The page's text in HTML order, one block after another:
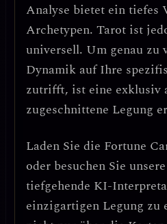
Analyse bietet ein tiefes
Archetypen. Tarot ist
universell. Um genau zu
Dynamik auf Ihre
zutrifft, ist eine exklusiv
zugeschnittene Legung
Laden Sie die Fortune
oder besuchen Sie
tiefgehende KI-
einzigartigen Legung zu